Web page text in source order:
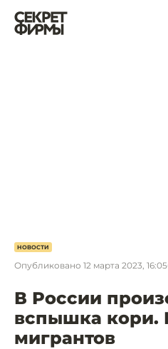
НОВОСТИ
Опубликовано 12 марта 2023, 16:05
В России
вспышка кори.
мигрантов